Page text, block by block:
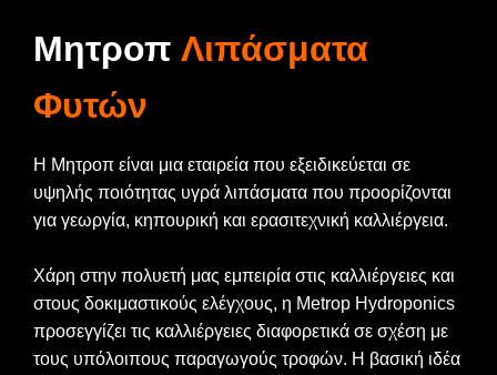
ΚΑΤΑΣΤΗΜΑTA
Μητροπ Λιπάσματα
Φυτών
Η Μητροπ είναι μια εταιρεία που εξειδικεύεται σε
υψηλής ποιότητας υγρά λιπάσματα που προορίζονται
για γεωργία, κηπουρική και ερασιτεχνική καλλιέργεια.
Χάρη στην πολυετή μας εμπειρία στις καλλιέργειες και
στoυς δοκιμαστικούς ελέγχους, η Metrop Hydroponics
προσεγγίζει τις καλλιέργειες διαφορετικά σε σχέση με
τους υπόλοιπους παραγωγούς τροφών. Η βασική ιδέα